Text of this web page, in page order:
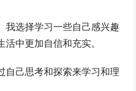
我选择学习一些自己感兴趣
中更加自信和充实。
自己思考和探索来学习和理